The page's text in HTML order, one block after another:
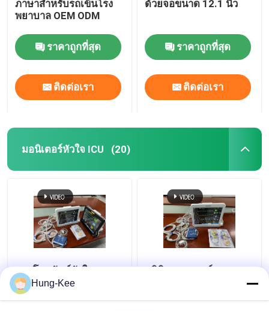
ภาษาสําหรับรถเข็นโรง
พยาบาล OEM ODM
ราคาถูกที่สุด
ติดต่อเรา
ด้วยจอขนาด 12.1 นิ้ว
ราคาถูกที่สุด
ติดต่อเรา
มอนิเตอร์หัวใจ ICU (20)
15" โทรทัศน์หัวใจ ICU
หลายภาษาสําหรับการ
วินิจฉัยเด็กเกิดใหม่
คลินิกการแพทย์ ICU
Hung-Kee